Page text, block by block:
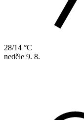
28/14 °C
neděle 9. 8.